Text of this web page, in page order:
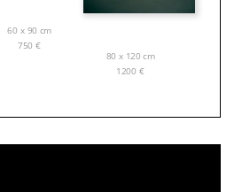
60 x 90 cm
750 €
80 x 120 cm
1200 €